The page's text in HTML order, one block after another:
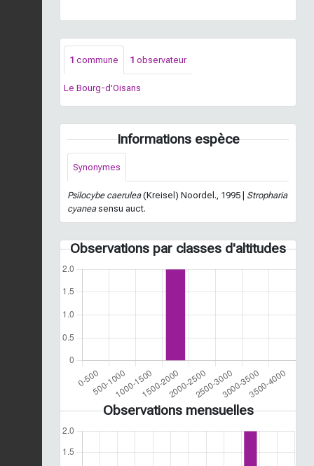
1 commune 1 observateur
Le Bourg-d'Oisans
Informations espèce
Synonymes
Psilocybe caerulea(Kreisel) Noordel., 1995 | Stropharia
cyaneasensu auct.
Observations par classes d'altitudes
Observations mensuelles